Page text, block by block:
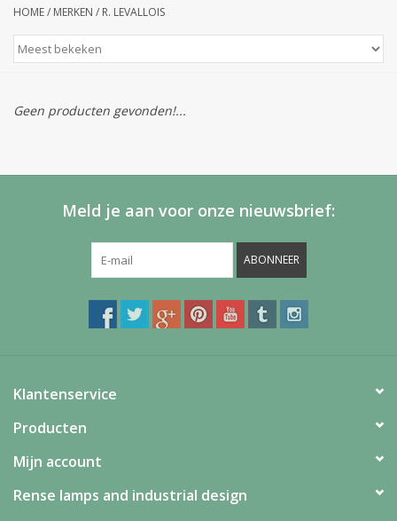
HOME/ MERKEN / R. LEVALLOIS
Geen producten gevonden!...
Meld je aan voor onze nieuwsbrief:
ABONNEER
Klantenservice
Producten
Mijn account
Rense lamps and industrial design